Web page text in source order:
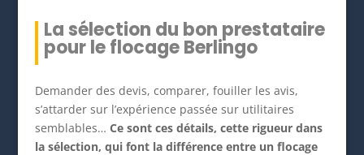
La sélection du bon prestataire
pour le flocage Berlingo
Demander des devis, comparer, fouiller les avis,
s’attarder sur l’expérience passée sur utilitaires
semblables… Ce sont ces détails, cette rigueur dans
la sélection, qui font la différence entre un flocage